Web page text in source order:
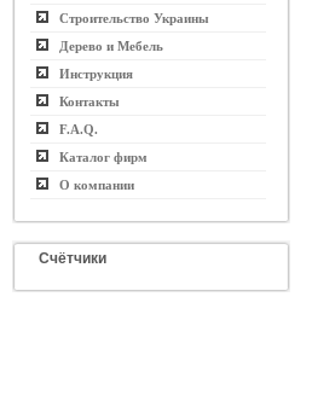
Строительство Украины
Дерево и Мебель
Инструкция
Контакты
F.A.Q.
Каталог фирм
О компании
Счётчики